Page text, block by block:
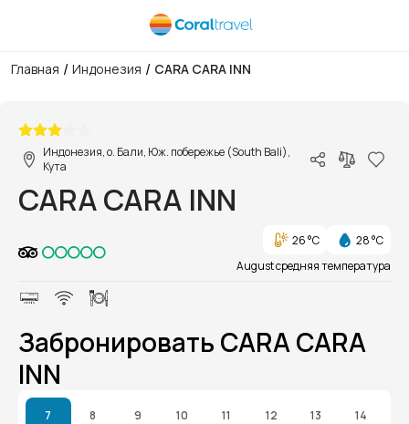
Главная / Индонезия / CARA CARA INN
Индонезия, о. Бали, Юж. побережье (South Bali),
Кута
CARA CARA INN
26 °C
28 °C
August средняя температура
Забронировать CARA CARA
INN
7 8 9 10 11 12 13 14